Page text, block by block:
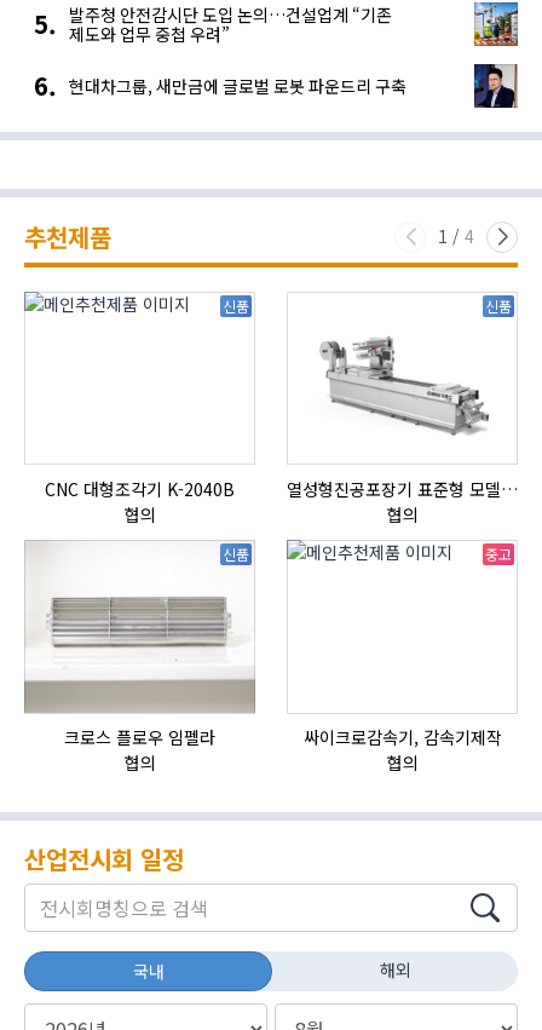
발주청 안전감시단 도입 논의…건설업계 “기존
제도와 업무 중첩 우려”
현대차그룹, 새만금에 글로벌 로봇 파운드리 구축
추천제품 1 / 4
신품
CNC 대형조각기 K-2040B
협의
신품
열성형진공포장기 표준형 모델 OMNIVAC S-200
협의
신품
크로스 플로우 임펠라
협의
중고
싸이크로감속기, 감속기제작
협의
산업전시회 일정
국내 해외